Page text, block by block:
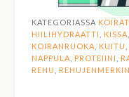
KATEGORIASSA KOIRAT
HIILIHYDRAATTI
KISSA
KOIRANRUOKA
KUITU
NAPPULA
PROTEIINI
REHU